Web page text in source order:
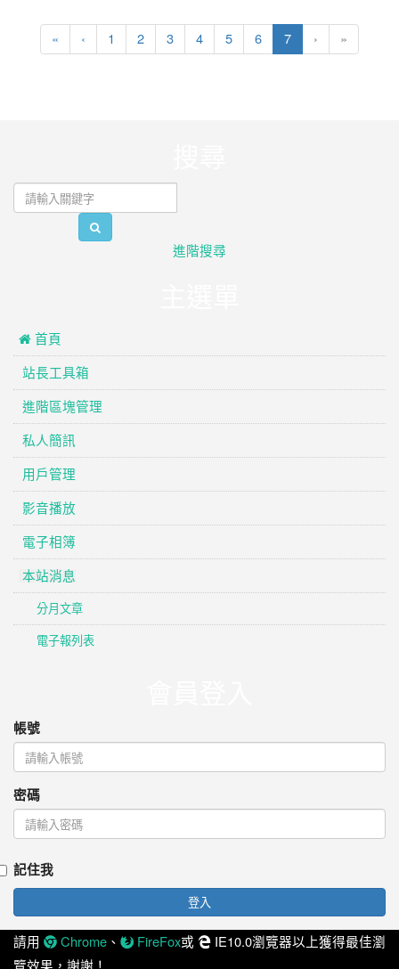
« ‹ 1 2 3 4 5 6 7(current)
› »
進階搜尋
 首頁
站長工具箱
進階區塊管理
私人簡訊
用戶管理
影音播放
電子相簿
本站消息
分月文章
電子報列表
帳號
密碼
記住我
登入
請用 Chrome 、 FireFox或
IE10.0瀏覽器以上獲得最佳瀏
覽效果，謝謝！